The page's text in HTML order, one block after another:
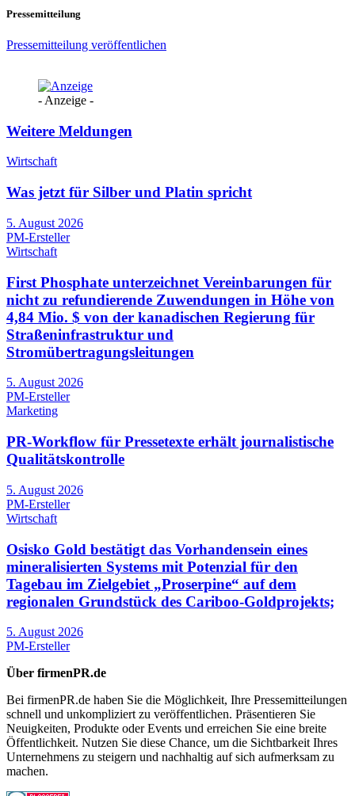
Pressemitteilung
Pressemitteilung veröffentlichen
- Anzeige -
Weitere Meldungen
Wirtschaft
Was jetzt für Silber und Platin spricht
5. August 2026
PM-Ersteller
Wirtschaft
First Phosphate unterzeichnet Vereinbarungen für
nicht zu refundierende Zuwendungen in Höhe von
4,84 Mio. $ von der kanadischen Regierung für
Straßeninfrastruktur und
Stromübertragungsleitungen
5. August 2026
PM-Ersteller
Marketing
PR-Workflow für Pressetexte erhält journalistische
Qualitätskontrolle
5. August 2026
PM-Ersteller
Wirtschaft
Osisko Gold bestätigt das Vorhandensein eines
mineralisierten Systems mit Potenzial für den
Tagebau im Zielgebiet „Proserpine“ auf dem
regionalen Grundstück des Cariboo-Goldprojekts;
5. August 2026
PM-Ersteller
Über firmenPR.de
Bei firmenPR.de haben Sie die Möglichkeit, Ihre Pressemitteilungen
schnell und unkompliziert zu veröffentlichen. Präsentieren Sie
Neuigkeiten, Produkte oder Events und erreichen Sie eine breite
Öffentlichkeit. Nutzen Sie diese Chance, um die Sichtbarkeit Ihres
Unternehmens zu steigern und nachhaltig auf sich aufmerksam zu
machen.